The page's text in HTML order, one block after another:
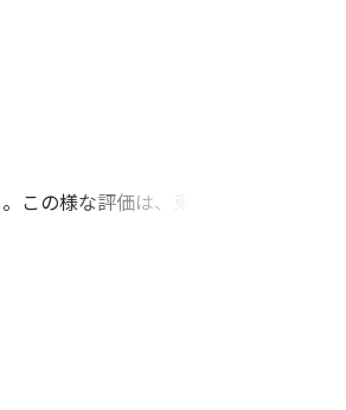
二段階」) の徴租法は、
降、農民的剰余成立の可
あり、ほぼ減免法である
ら) は、免の上げ得ない
この様な評価は、東晋南
」は、この様な評価を広
三国志の諸葛亮伝につい
と進む。そこに見られる
同時代人の張輔は、亮を